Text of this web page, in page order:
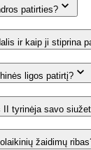
patirties?
ir kaip ji stiprina
ligos patirtį?
tyrinėja savo
žaidimų